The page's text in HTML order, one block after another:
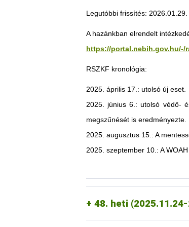
Legutóbbi frissítés: 2026.01.29.
A hazánkban elrendelt
https://portal.nebih.gov.hu/-/
RSZKF kronológia:
2025. április 17.: utolsó új eset.
2025. június 6.: utolsó védő-
megszűnését is eredményezte.
2025. augusztus 15.: A
2025. szeptember 10.: A
48. heti
Ukrajna2025. november
dátummal.
Szerbia2025. november
Mexikó2025. október 23-
- Feldolgozott kiegészítő
- táplálékkiegészítők,
- nem szerelt vadásztrófeák
az alábbiak vonatkozásában:
Élő, vágásra és
Chile
A chilei állategészségügyi
vonatkozásában:
sertéshús,
tej és tejtermékek,